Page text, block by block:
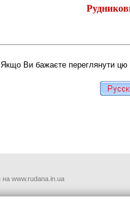
Якщо Ви бажаєте переглянути цю
на www.rudana.in.ua